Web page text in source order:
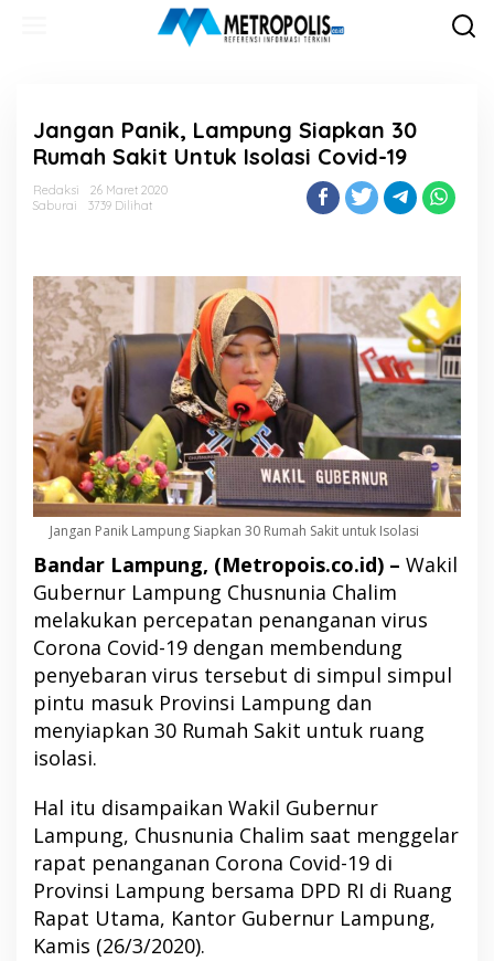
Jangan Panik, Lampung Siapkan 30
Rumah Sakit Untuk Isolasi Covid-19
Redaksi
26 Maret 2020
Saburai
3739 Dilihat
Jangan Panik Lampung Siapkan 30 Rumah Sakit untuk Isolasi
Bandar Lampung, (Metropois.co.id) – Wakil
Gubernur Lampung Chusnunia Chalim
melakukan percepatan penanganan virus
Corona Covid-19 dengan membendung
penyebaran virus tersebut di simpul simpul
pintu masuk Provinsi Lampung dan
menyiapkan 30 Rumah Sakit untuk ruang
isolasi.
Hal itu disampaikan Wakil Gubernur
Lampung, Chusnunia Chalim saat menggelar
rapat penanganan Corona Covid-19 di
Provinsi Lampung bersama DPD RI di Ruang
Rapat Utama, Kantor Gubernur Lampung,
Kamis (26/3/2020).